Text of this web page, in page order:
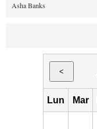
Asha Banks
<
Lun Mar